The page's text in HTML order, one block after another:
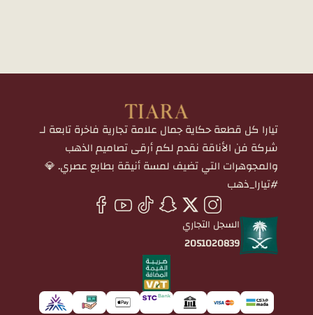
تيارا كل قطعة حكاية جمال علامة تجارية فاخرة تابعة لـ
شركة فن الأناقة نقدم لكم أرقى تصاميم الذهب
والمجوهرات التي تضيف لمسة أنيقة بطابع عصري. 💎
#تيارا_ذهب
السجل التجاري
2051020839